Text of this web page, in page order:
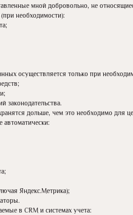
мной добровольно, не
необходимости):
осуществляется только при
законодательства.
дольше, чем это необходимо для
Яндекс.Метрика);
в CRM и системах учета: